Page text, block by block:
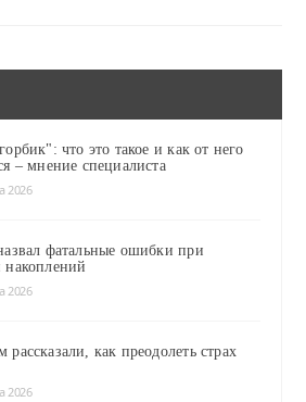
что это такое и как от него
– мнение специалиста
2026
фатальные ошибки при
накоплений
2026
как преодолеть страх
2026